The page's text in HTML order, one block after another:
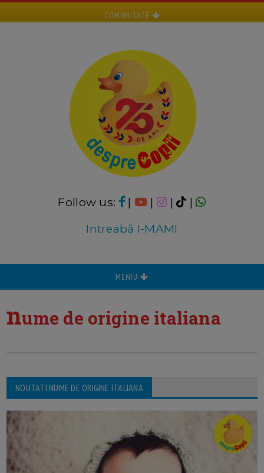
COMUNITATE
Follow us: | | |
|
Intreabă I-MAMI
MENIU
nume de origine italiana
NOUTATI NUME DE ORIGINE ITALIANA